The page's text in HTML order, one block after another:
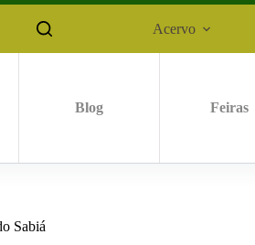
Acervo
Blog Feiras
Sabiá